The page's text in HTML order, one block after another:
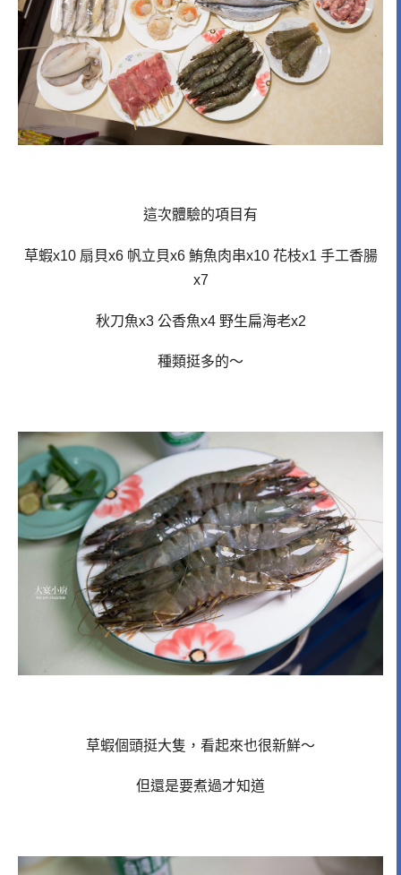
這次體驗的項目有
草蝦x10 扇貝x6 帆立貝x6 鮪魚肉串x10 花枝x1 手工香腸
x7
秋刀魚x3 公香魚x4 野生扁海老x2
種類挺多的～
草蝦個頭挺大隻，看起來也很新鮮～
但還是要煮過才知道